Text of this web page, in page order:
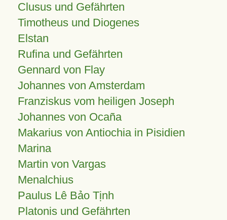
Clusus und Gefährten
Timotheus und Diogenes
Elstan
Rufina und Gefährten
Gennard von Flay
Johannes von Amsterdam
Franziskus vom heiligen Joseph
Johannes von Ocaña
Makarius von Antiochia in Pisidien
Marina
Martin von Vargas
Menalchius
Paulus Lê Bảo Tịnh
Platonis und Gefährten